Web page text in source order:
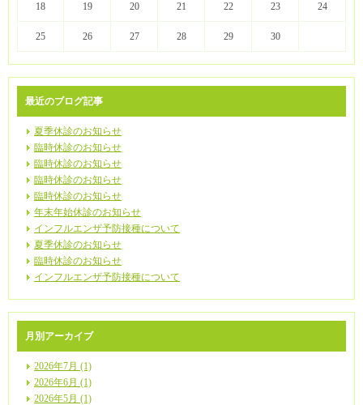
18 19 20 21 22 23 24
25 26 27 28 29 30
最近のブログ記事
夏季休診のお知らせ
臨時休診のお知らせ
臨時休診のお知らせ
臨時休診のお知らせ
臨時休診のお知らせ
年末年始休診のお知らせ
インフルエンザ予防接種について
夏季休診のお知らせ
臨時休診のお知らせ
インフルエンザ予防接種について
月別アーカイブ
2026年7月 (1)
2026年6月 (1)
2026年5月 (1)